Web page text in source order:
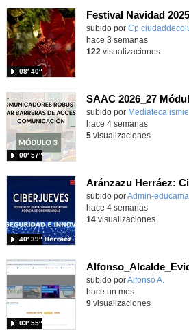
subido por Cp
08′ 40″
hace 3 semanas
122 visualizaciones
SAAC 2026_27
subido por Mediateca ismie
00′ 57″
hace 4 semanas
5visualizaciones
subido porAdmin-
40′ 39″
hace 4 semanas
14visualizaciones
Contenido educativo.
subido porAlfonso A.
03′ 55″
hace un mes
9visualizaciones